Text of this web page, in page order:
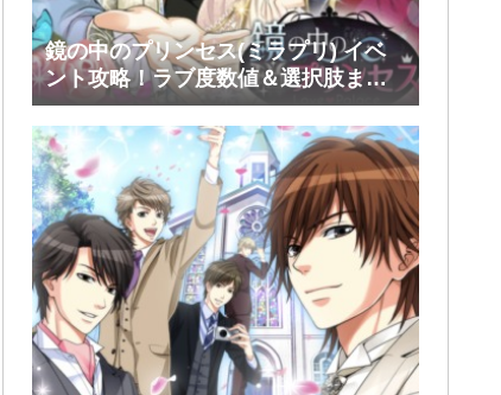
鏡の中のプリンセス(ミラプリ) イベ
ント攻略！ラブ度数値＆選択肢まと
め！